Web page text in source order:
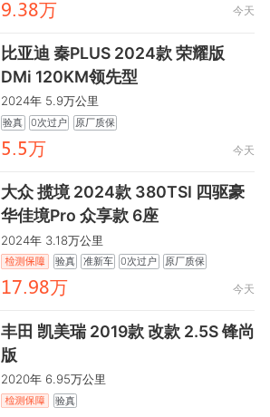
龒.龥鸺万 今天
比亚迪 秦PLUS 2024款 荣耀版
DMi 120KM领先型
2024年 5.9万公里
验真 0次过户 原厂质保
閏.閏万 今天
大众 揽境 2024款 380TSI 四驱豪
华佳境Pro 众享款 6座
2024年 3.18万公里
验真 准新车 0次过户 原厂质保
齤驋.龒鸺万 今天
丰田 凯美瑞 2019款 改款 2.5S 锋尚
版
2020年 6.95万公里
验真